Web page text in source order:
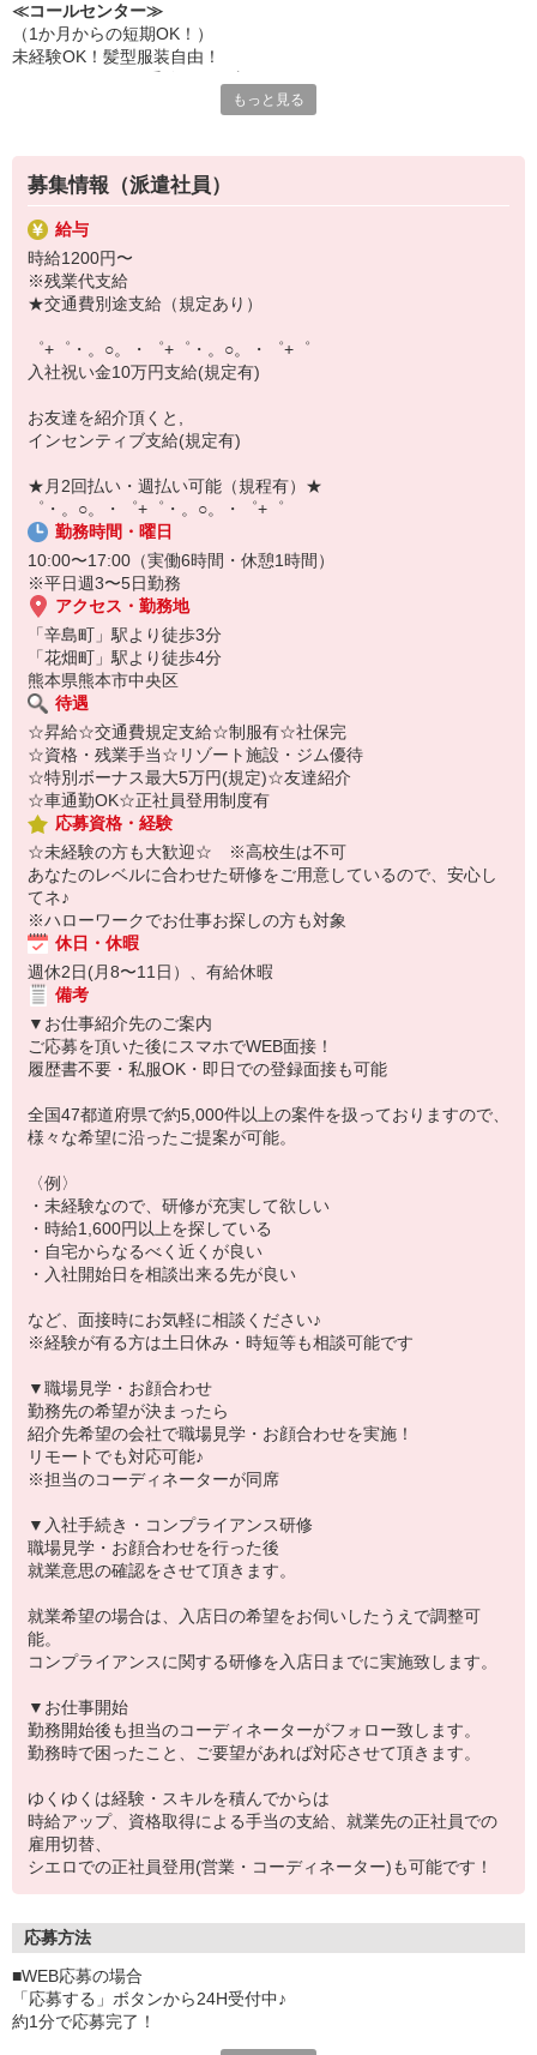
お仕事以外も充実させたいあなたの味方です♪
【選べるお仕事いろいろ】
▼工場・製造・軽作業系
機械/食品製造・梱包・仕分け・加工・組立・検査
▼美容系
眉毛サロンのアイブロウ・ネイリスト・エステ
▼営業・販売
法人営業・アパレル販売・個別指導塾・人材紹介
▼人気案件も多数♪
短期・期間限定・オープニング・官公庁案件
上場/優良/大手企業など
【スマホ面接実施中】
￣￣￣￣￣￣￣￣￣
自宅に居ながらスマホでカンタン面接OK！
オンライン面談なのでスピード対応。
即日登録もOK♪
気になった方はお気軽にご相談ください！
≪コールセンター≫
（1か月からの短期OK！）
未経験OK！髪型服装自由！
ヘアケア商品を定期購入頂いているお客様からの問合せ対応・解約
もっと見る
募集情報（派遣社員）
給与
時給1200円〜
※残業代支給
★交通費別途支給（規定あり）
゜+゜・。○。・゜+゜・。○。・゜+゜
入社祝い金10万円支給(規定有)
お友達を紹介頂くと,
インセンティブ支給(規定有)
★月2回払い・週払い可能（規程有）★
゜・。○。・゜+゜・。○。・゜+゜
勤務時間・曜日
10:00〜17:00（実働6時間・休憩1時間）
※平日週3〜5日勤務
アクセス・勤務地
「辛島町」駅より徒歩3分
「花畑町」駅より徒歩4分
熊本県熊本市中央区
待遇
☆昇給☆交通費規定支給☆制服有☆社保完
☆資格・残業手当☆リゾート施設・ジム優待
☆特別ボーナス最大5万円(規定)☆友達紹介
☆車通勤OK☆正社員登用制度有
応募資格・経験
☆未経験の方も大歓迎☆ ※高校生は不可
あなたのレベルに合わせた研修をご用意しているので、安心し
てネ♪
※ハローワークでお仕事お探しの方も対象
休日・休暇
週休2日(月8〜11日）、有給休暇
備考
▼お仕事紹介先のご案内
ご応募を頂いた後にスマホでWEB面接！
履歴書不要・私服OK・即日での登録面接も可能
全国47都道府県で約5,000件以上の案件を扱っておりますので、
様々な希望に沿ったご提案が可能。
〈例〉
・未経験なので、研修が充実して欲しい
・時給1,600円以上を探している
・自宅からなるべく近くが良い
・入社開始日を相談出来る先が良い
など、面接時にお気軽に相談ください♪
※経験が有る方は土日休み・時短等も相談可能です
▼職場見学・お顔合わせ
勤務先の希望が決まったら
紹介先希望の会社で職場見学・お顔合わせを実施！
リモートでも対応可能♪
※担当のコーディネーターが同席
▼入社手続き・コンプライアンス研修
職場見学・お顔合わせを行った後
就業意思の確認をさせて頂きます。
就業希望の場合は、入店日の希望をお伺いしたうえで調整可
能。
コンプライアンスに関する研修を入店日までに実施致します。
▼お仕事開始
勤務開始後も担当のコーディネーターがフォロー致します。
勤務時で困ったこと、ご要望があれば対応させて頂きます。
ゆくゆくは経験・スキルを積んでからは
時給アップ、資格取得による手当の支給、就業先の正社員での
雇用切替、
シエロでの正社員登用(営業・コーディネーター)も可能です！
応募方法
■WEB応募の場合
「応募する」ボタンから24H受付中♪
約1分で応募完了！